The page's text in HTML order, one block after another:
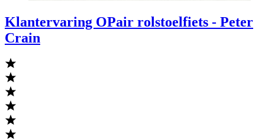
Klantervaring OPair rolstoelfiets - Peter
Crain